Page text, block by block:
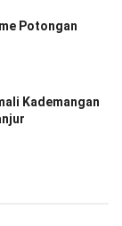
Potongan
Kademangan